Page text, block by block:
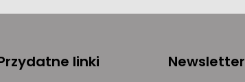
linki Newsletter